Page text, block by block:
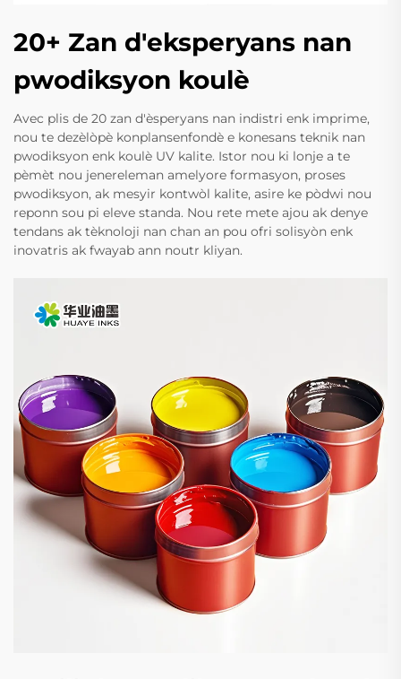
20+ Zan d'eksperyans nan
pwodiksyon koulè
Avec plis de 20 zan d'èsperyans nan indistri enk imprime,
nou te dezèlòpè konplansenfondè e konesans teknik nan
pwodiksyon enk koulè UV kalite. Istor nou ki lonje a te
pèmèt nou jenereleman amelyore formasyon, proses
pwodiksyon, ak mesyir kontwòl kalite, asire ke pòdwi nou
reponn sou pi eleve standa. Nou rete mete ajou ak denye
tendans ak tèknoloji nan chan an pou ofri solisyòn enk
inovatris ak fwayab ann noutr kliyan.